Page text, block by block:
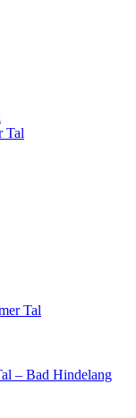
Tal
Tal
– Bad Hindelang